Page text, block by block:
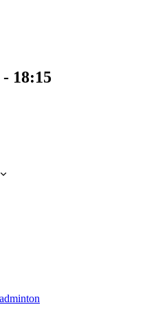
- 18:15